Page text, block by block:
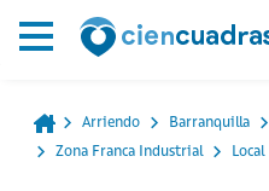
Arriendo Barranquilla
Zona Franca Industrial
Local